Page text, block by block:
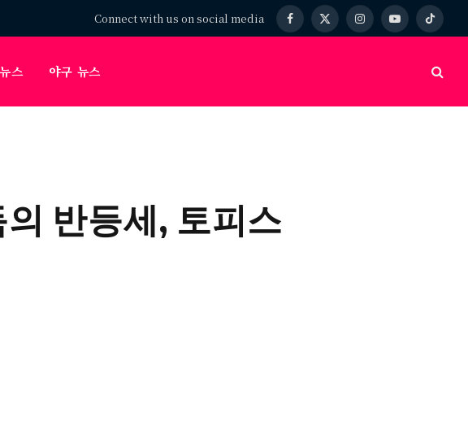
Connect with us on social media Facebook
X
InstagramYouTubeTikTok
스 야구 뉴스
반등세, 토피스